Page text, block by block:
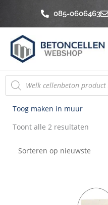
de
inhoud
085-0606463
Producten
zoeken
Toog maken in muur
Toont alle 2 resultaten